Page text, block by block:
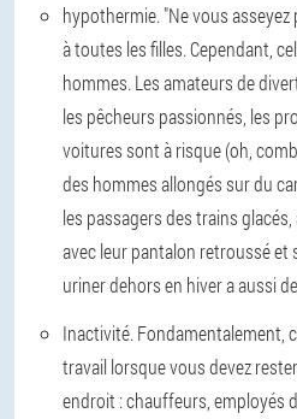
hypothermie. "Ne vous
à toutes les filles. Cependant,
hommes. Les amateurs de
les pêcheurs passionnés, les
voitures sont à risque (oh,
des hommes allongés sur du
les passagers des trains
avec leur pantalon retroussé et
uriner dehors en hiver a aussi
Inactivité. Fondamentalement,
travail lorsque vous devez
endroit : chauffeurs, employés